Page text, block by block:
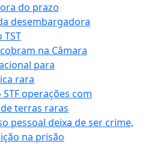
do prazo
desembargadora
na Câmara
para
rara
operações com
terras raras
pessoal deixa de ser crime,
na prisão